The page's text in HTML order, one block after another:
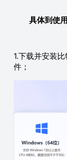
具体到使
1.下载并安装
件；